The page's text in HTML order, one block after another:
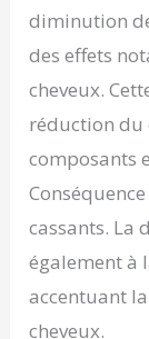
diminution
des effets
cheveux.
réduction du
composants
cassants. La
également à
accentuant
cheveux.